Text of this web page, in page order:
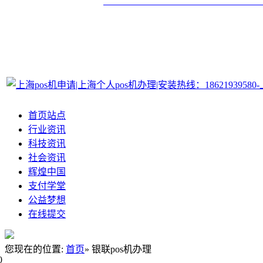
首页站点
行业资讯
科技资讯
社会资讯
辉煌中国
支付学堂
公益梦想
在线提交
您现在的位置: 首页» 银联pos机办理